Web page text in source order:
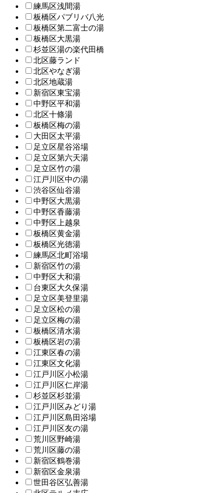
練馬区浅間湯
板橋区パブリバ八光
板橋区第二富士の湯
板橋区大黒湯
杉並区湯の楽代田橋
北区藤ランド
北区やなぎ湯
北区地蔵湯
新宿区東宝湯
中野区平和湯
北区十條湯
板橋区梅の湯
大田区太平湯
足立区星谷浴場
足立区第六天湯
足立区竹の湯
江戸川区中の湯
渋谷区仙谷湯
中野区大黒湯
中野区香藤湯
中野区上越泉
板橋区黄金湯
板橋区光徳湯
練馬区北町浴場
新宿区竹の湯
中野区大和湯
台東区大久保湯
足立区美登里湯
足立区松の湯
足立区梅の湯
板橋区清水湯
板橋区岩の湯
江東区春の湯
江東区文化湯
江戸川区小松湯
江戸川区仁岸湯
杉並区杉並湯
江戸川区みどり湯
江戸川区島田浴場
江戸川区友の湯
荒川区野崎湯
荒川区藤の湯
新宿区鶴巻湯
新宿区金泉湯
世田谷区弘善湯